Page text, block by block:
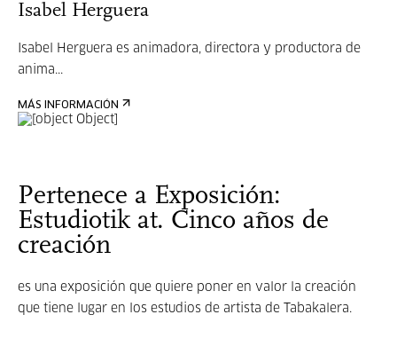
Isabel Herguera
Isabel Herguera es animadora, directora y productora de
anima...
MÁS INFORMACIÓN
Pertenece a Exposición:
Estudiotik at. Cinco años de
creación
es una exposición que quiere poner en valor la creación
que tiene lugar en los estudios de artista de Tabakalera.